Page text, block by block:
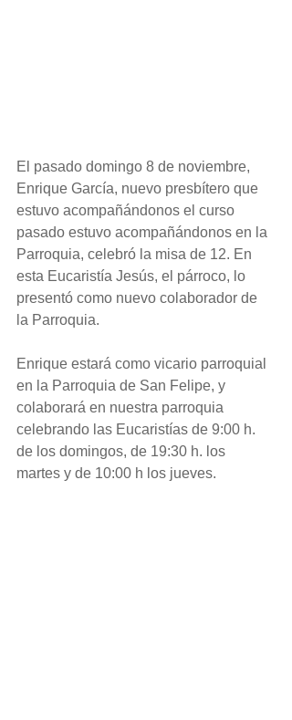
El pasado domingo 8 de noviembre,
Enrique García, nuevo presbítero que
estuvo acompañándonos el curso
pasado estuvo acompañándonos en la
Parroquia, celebró la misa de 12. En
esta Eucaristía Jesús, el párroco, lo
presentó como nuevo colaborador de
la Parroquia.
Enrique estará como vicario parroquial
en la Parroquia de San Felipe, y
colaborará en nuestra parroquia
celebrando las Eucaristías de 9:00 h.
de los domingos, de 19:30 h. los
martes y de 10:00 h los jueves.